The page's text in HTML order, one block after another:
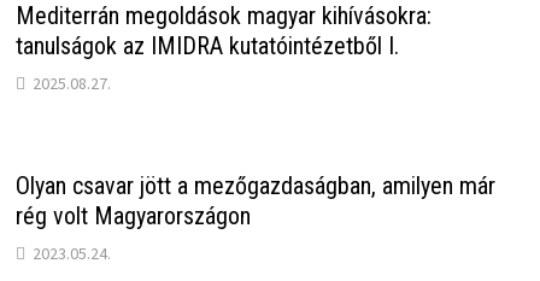
Mediterrán megoldások magyar kihívásokra:
tanulságok az IMIDRA kutatóintézetből I.
2025.08.27.
Olyan csavar jött a mezőgazdaságban, amilyen már
rég volt Magyarországon
2023.05.24.